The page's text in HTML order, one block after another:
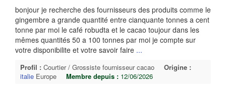
bonjour je recherche des fournisseurs des produits comme le
gingembre a grande quantité entre cianquante tonnes a cent
tonne par moi le café robudta et le cacao toujour dans les
mêmes quantités 50 a 100 tonnes par moi je compte sur
votre disponibilite et votre savoir faire ...
Profil : Courtier / Grossiste fournisseur cacao
Origine :
italie Europe Membre depuis : 12/06/2026